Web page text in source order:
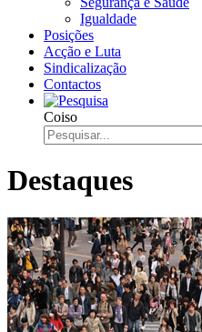
Igualdade
Posições
Acção e Luta
Sindicalização
Contactos
Coiso
Destaques